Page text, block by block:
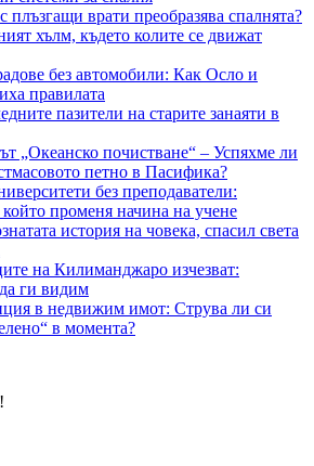
плъзгащи врати преобразява спалнята?
хълм, където колите се движат
без автомобили: Как Осло и
правилата
пазители на старите занаяти в
„Океанско почистване“ – Успяхме ли
петно в Пасифика?
без преподаватели:
променя начина на учене
история на човека, спасил света
на Килиманджаро изчезват:
ги видим
в недвижим имот: Струва ли си
в момента?